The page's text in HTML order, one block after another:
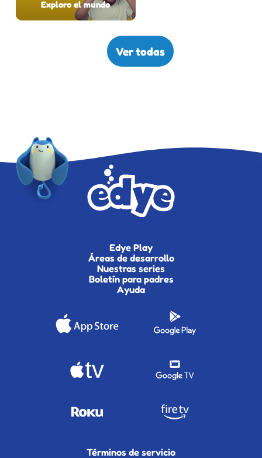
Exploro el mundo
Ver todas
Edye Play
Áreas de desarrollo
Nuestras series
Boletín para padres
Ayuda
Términos de servicio